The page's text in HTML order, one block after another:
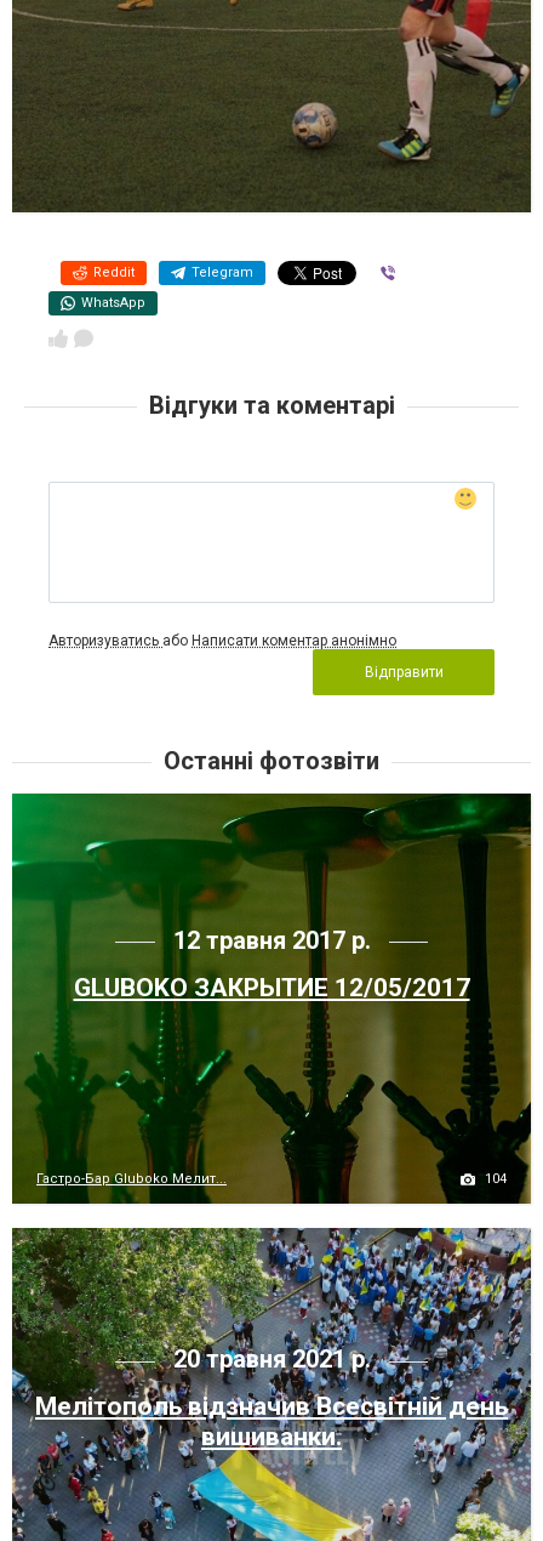
Reddit Telegram
WhatsApp
Відгуки та коментарі
Авторизуватись або Написати коментар анонімно
Відправити
Останні фотозвіти
12 травня 2017 р.
GLUBOKO ЗАКРЫТИЕ 12/05/2017
Гастро-Бар Gluboko Мелит... 104
20 травня 2021 р.
Мелітополь відзначив Всесвітній день
вишиванки.